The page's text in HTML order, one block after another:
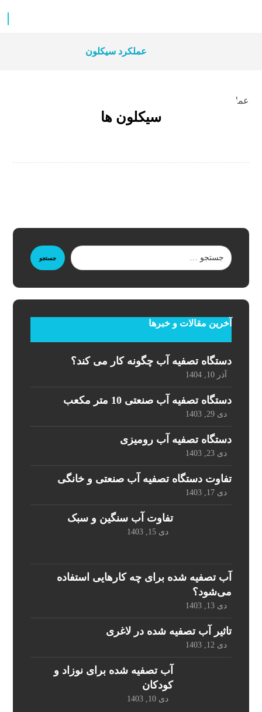
عملکرد سیکلون
عملکرد سیکلون
سیکلون ها
جستجو
آخرین مقالات و خبرها
دستگاه تصفیه آب چگونه کار می کند؟
آذر 10, 1404
دستگاه تصفیه آب صنعتی 10 متر مکعب
دی 29, 1403
دستگاه تصفیه آب رومیزی
دی 23, 1403
تفاوت دستگاه تصفیه آب صنعتی و خانگی
دی 17, 1403
تفاوت آب سنگین و سبک
دی 15, 1403
آب تصفیه شده برای چه کارهایی استفاده
می‌شود؟
دی 13, 1403
تاثیر آب تصفیه شده در لاغری
دی 12, 1403
آب تصفیه شده برای نوزاد و
کودکان
دی 10, 1403